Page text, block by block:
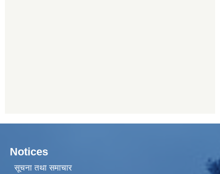
Notices
सूचना तथा समाचार